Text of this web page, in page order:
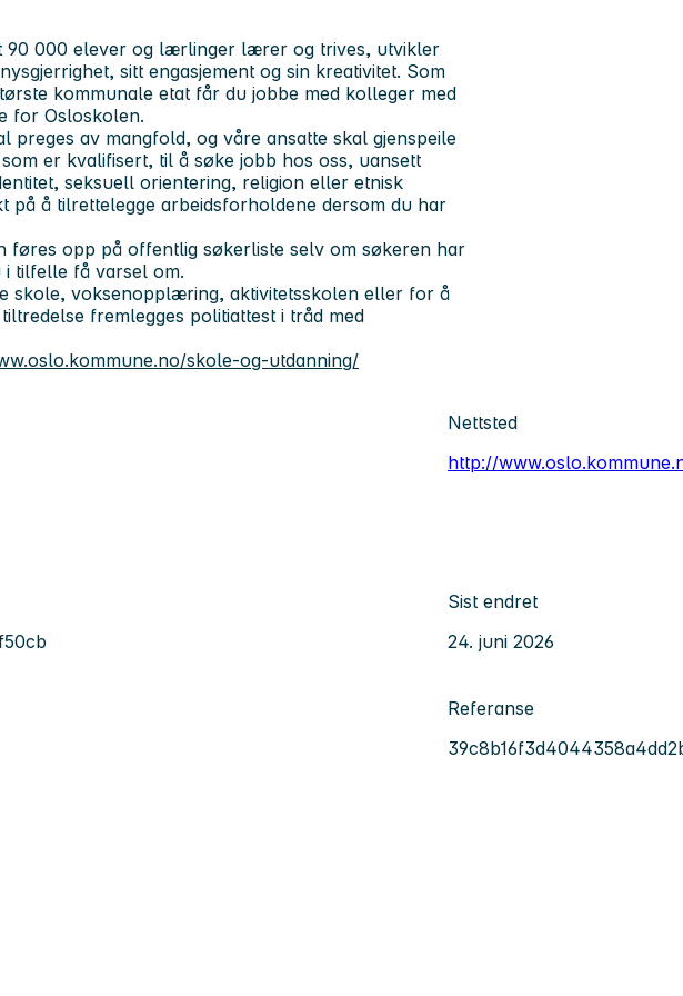
90 000 elever og lærlinger lærer og trives, utvikler
sitt engasjement og sin kreativitet. Som
kommunale etat får du jobbe med kolleger med
for Osloskolen.
preges av mangfold, og våre ansatte skal gjenspeile
er kvalifisert, til å søke jobb hos oss, uansett
seksuell orientering, religion eller etnisk
på å tilrettelegge arbeidsforholdene dersom du har
føres opp på offentlig søkerliste selv om søkeren har
i tilfelle få varsel om.
skole, voksenopplæring, aktivitetsskolen eller for å
fremlegges politiattest i tråd med
skole-og-utdanning/
Nettsted
http://
Sist endret
24. juni 2026
Referanse